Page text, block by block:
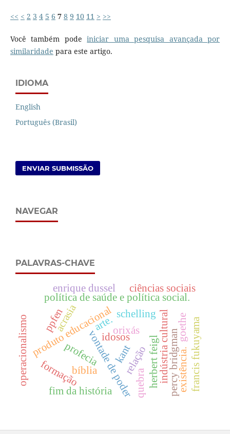
<< < 2 3 4 5 6 7 8 9 10 11 > >>
Você também podeiniciar uma pesquisa avançada por
similaridade para este artigo.
IDIOMA
English
Português (Brasil)
ENVIAR SUBMISSÃO
NAVEGAR
PALAVRAS-CHAVE
kant herbert feigl
bíblia
profecia
produto educacional
relação
vontade de poder
acrasia
formação indústria cultural
operacionalismo percy bridgman
política de saúde e política social.
fim da história
idosos
enrique dussel
arte. schelling
existência.francis fukuyama
goethe
ciências sociais
quebra
ppfen orixás